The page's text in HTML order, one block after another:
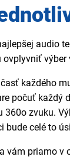
audio
každého
počuť
zvuku.
bude celé to
vám priamo v